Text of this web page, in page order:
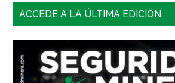
Barra
principal
ACCEDE A LA ÚLTIMA EDICIÓN